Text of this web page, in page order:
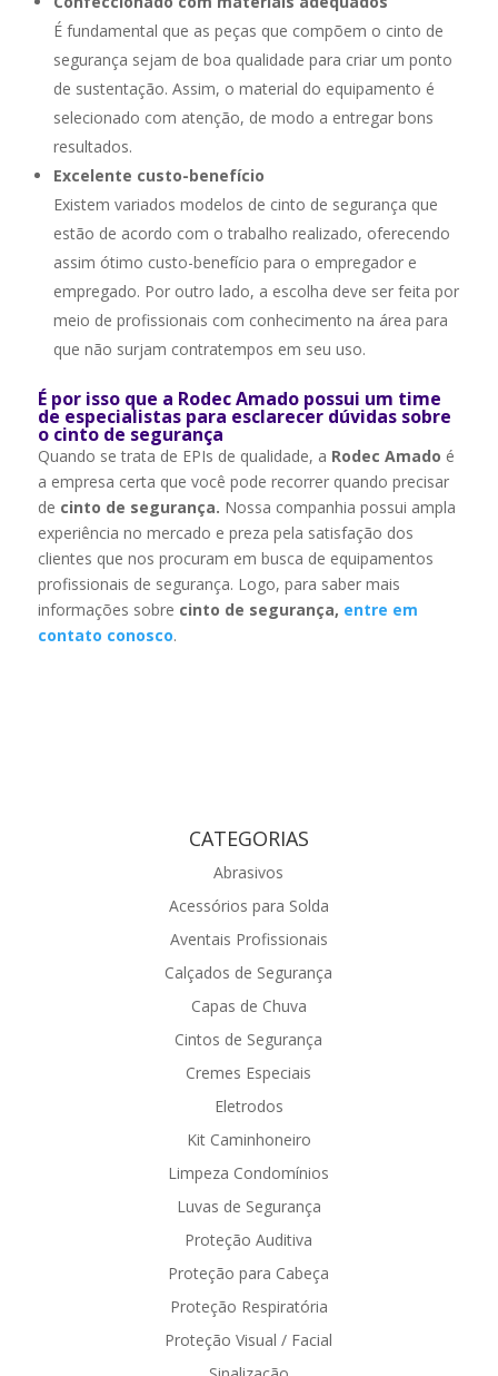
É fundamental que as peças que compõem o cinto de
segurança sejam de boa qualidade para criar um ponto
de sustentação. Assim, o material do equipamento é
selecionado com atenção, de modo a entregar bons
resultados.
Excelente custo-benefício
Existem variados modelos de cinto de segurança que
estão de acordo com o trabalho realizado, oferecendo
assim ótimo custo-benefício para o empregador e
empregado. Por outro lado, a escolha deve ser feita por
meio de profissionais com conhecimento na área para
que não surjam contratempos em seu uso.
É por isso que a Rodec Amado possui um time
de especialistas para esclarecer dúvidas sobre
o cinto de segurança
Quando se trata de EPIs de qualidade, a Rodec Amado é
a empresa certa que você pode recorrer quando precisar
de cinto de segurança. Nossa companhia possui ampla
experiência no mercado e preza pela satisfação dos
clientes que nos procuram em busca de equipamentos
profissionais de segurança. Logo, para saber mais
informações sobre cinto de segurança, entre em
contato conosco.
CATEGORIAS
Abrasivos
Acessórios para Solda
Aventais Profissionais
Calçados de Segurança
Capas de Chuva
Cintos de Segurança
Cremes Especiais
Eletrodos
Kit Caminhoneiro
Limpeza Condomínios
Luvas de Segurança
Proteção Auditiva
Proteção para Cabeça
Proteção Respiratória
Proteção Visual / Facial